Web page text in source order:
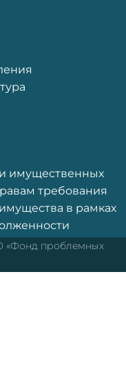
имущественных
требования
в рамках
«Фонд проблемных